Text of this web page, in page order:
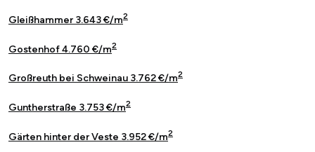
Gleißhammer 3.643 €/m2
Gostenhof 4.760 €/m2
Großreuth bei Schweinau 3.762 €/m2
Guntherstraße 3.753 €/m2
Gärten hinter der Veste 3.952 €/m2